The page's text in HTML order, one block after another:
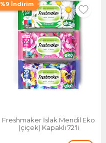
%9 İndirim
Freshmaker İslak Mendil Eko
(çiçek) Kapaklı 72'li